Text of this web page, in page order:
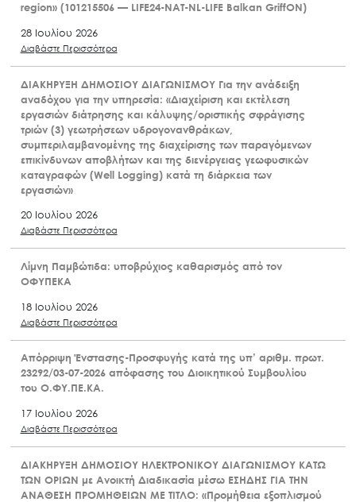
region» (101215506 — LIFE24-NAT-NL-LIFE Balkan GriffON)
28 Ιουλίου 2026
Διαβάστε Περισσότερα
ΔΙΑΚΗΡΥΞΗ ΔΗΜΟΣΙΟΥ ΔΙΑΓΩΝΙΣΜΟΥ Για την ανάδειξη
αναδόχου για την υπηρεσία: «Διαχείριση και εκτέλεση
εργασιών διάτρησης και κάλυψης/οριστικής σφράγισης
τριών (3) γεωτρήσεων υδρογονανθράκων,
συμπεριλαμβανομένης της διαχείρισης των παραγόμενων
επικίνδυνων αποβλήτων και της διενέργειας γεωφυσικών
καταγραφών (Well Logging) κατά τη διάρκεια των
εργασιών»
20 Ιουλίου 2026
Διαβάστε Περισσότερα
Λίμνη Παμβώτιδα: υποβρύχιος καθαρισμός από τον
ΟΦΥΠΕΚΑ
18 Ιουλίου 2026
Διαβάστε Περισσότερα
Απόρριψη Ένστασης-Προσφυγής κατά της υπ’ αριθμ. πρωτ.
23292/03-07-2026 απόφασης του Διοικητικού Συμβουλίου
του Ο.ΦΥ.ΠΕ.ΚΑ.
17 Ιουλίου 2026
Διαβάστε Περισσότερα
ΔΙΑΚΗΡΥΞΗ ΔΗΜΟΣΙΟΥ ΗΛΕΚΤΡΟΝΙΚΟΥ ΔΙΑΓΩΝΙΣΜΟΥ ΚΑΤΩ
ΤΩΝ ΟΡΙΩΝ με Ανοικτή Διαδικασία μέσω ΕΣΗΔΗΣ ΓΙΑ ΤΗΝ
ΑΝΑΘΕΣΗ ΠΡΟΜΗΘΕΙΩΝ ΜΕ ΤΙΤΛΟ: «Προμήθεια εξοπλισμού